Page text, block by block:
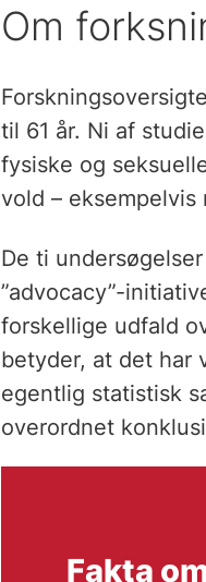
Om
til 61 år. Ni af
fysiske og
vold –
De ti
”advocacy”-
forskellige udfald
betyder, at det har
egentlig statistisk
overordnet
Fakta